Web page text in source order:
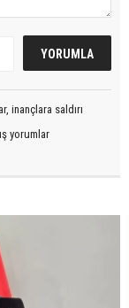
inançlara saldırı
yorumlar